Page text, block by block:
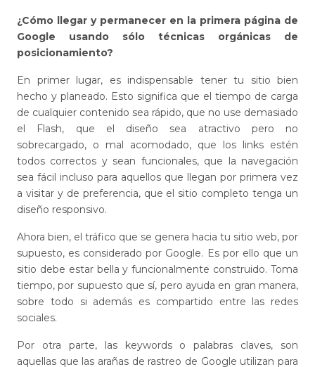
¿Cómo llegar y permanecer en la primera página de
Google usando sólo técnicas orgánicas de
posicionamiento?
En primer lugar, es indispensable tener tu sitio bien
hecho y planeado. Esto significa que el tiempo de carga
de cualquier contenido sea rápido, que no use demasiado
el Flash, que el diseño sea atractivo pero no
sobrecargado, o mal acomodado, que los links estén
todos correctos y sean funcionales, que la navegación
sea fácil incluso para aquellos que llegan por primera vez
a visitar y de preferencia, que el sitio completo tenga un
diseño responsivo.
Ahora bien, el tráfico que se genera hacia tu sitio web, por
supuesto, es considerado por Google. Es por ello que un
sitio debe estar bella y funcionalmente construido. Toma
tiempo, por supuesto que sí, pero ayuda en gran manera,
sobre todo si además es compartido entre las redes
sociales.
Por otra parte, las keywords o palabras claves, son
aquellas que las arañas de rastreo de Google utilizan para